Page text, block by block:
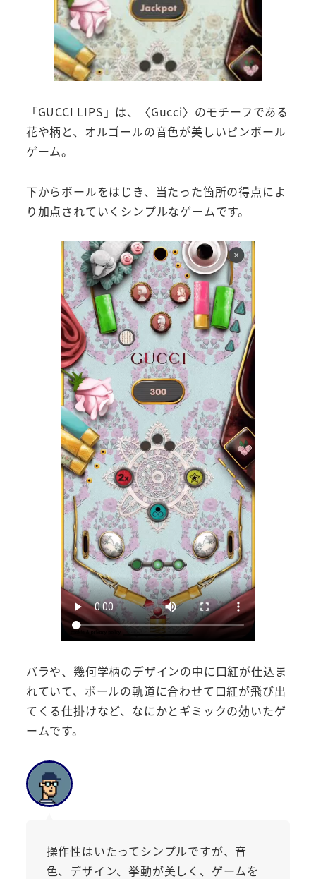
「GUCCI LIPS」は、〈Gucci〉のモチーフである
花や柄と、オルゴールの音色が美しいピンボール
ゲーム。
下からボールをはじき、当たった箇所の得点によ
り加点されていくシンプルなゲームです。
バラや、幾何学柄のデザインの中に口紅が仕込ま
れていて、ボールの軌道に合わせて口紅が飛び出
てくる仕掛けなど、なにかとギミックの効いたゲ
ームです。
操作性はいたってシンプルですが、音
色、デザイン、挙動が美しく、ゲームを